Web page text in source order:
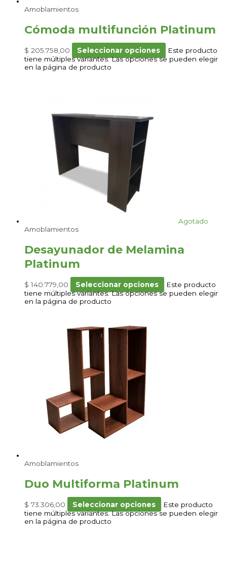
Amoblamientos
Cómoda multifunción Platinum
$ 205.758,00 Seleccionar opciones
Este producto
tiene múltiples variantes. Las opciones se pueden elegir
en la página de producto
Agotado
Amoblamientos
Desayunador de Melamina
Platinum
$ 140.779,00 Seleccionar opciones
Este producto
tiene múltiples variantes. Las opciones se pueden elegir
en la página de producto
Amoblamientos
Duo Multiforma Platinum
$ 73.306,00 Seleccionar opciones
Este producto
tiene múltiples variantes. Las opciones se pueden elegir
en la página de producto